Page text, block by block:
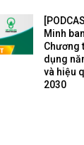
Minh
Chương
dụng
và hiệu
2030